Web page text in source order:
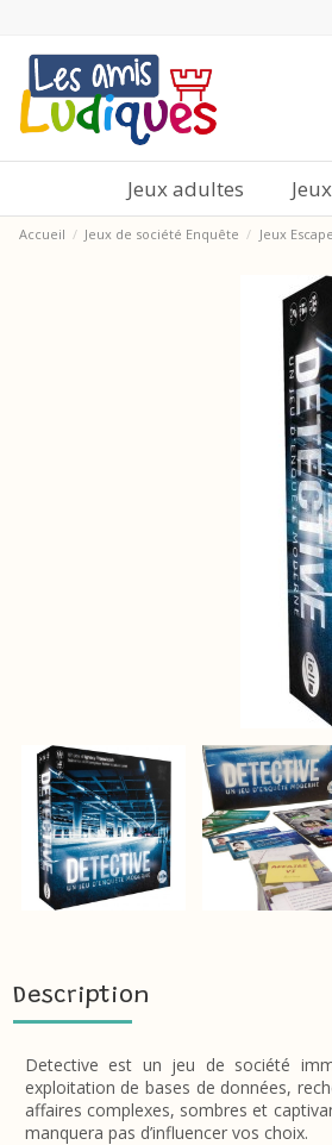
Jeux adultes
Accueil Jeux de société Enquête Jeux
Description
Detective est un jeu de société
exploitation de bases de données,
affaires complexes, sombres et
manquera pas d’influencer vos choix.